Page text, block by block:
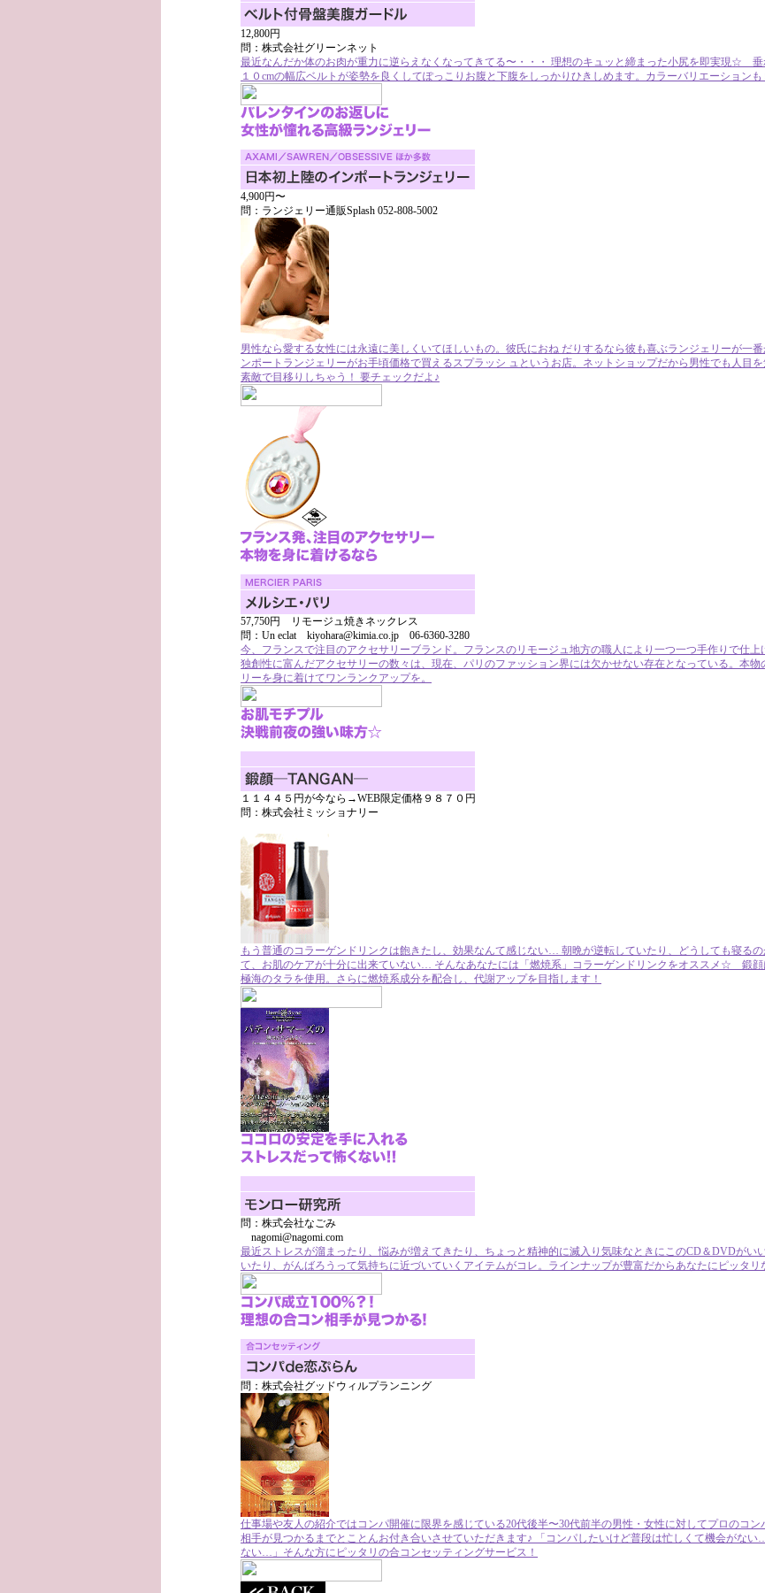
12,800円
問：株式会社グリーンネット
最近なんだか体のお肉が重力に逆らえなくなってきてる〜・・・ 理想のキュッと締まった小尻を即実現☆
１０cmの幅広ベルトが姿勢を良くしてぽっこりお腹と下腹をしっかりひきしめます。カラーバリエーション
4,900円〜
問：ランジェリー通販Splash 052-808-5002
男性なら愛する女性には永遠に美しくいてほしいもの。彼氏におね だりするなら彼も喜ぶランジェリーが一
ンポートランジェリーがお手頃価格で買えるスプラッシ ュというお店。ネットショップだから男性でも人目
素敵で目移りしちゃう！ 要チェックだよ♪
57,750円 リモージュ焼きネックレス
問：Un eclat kiyohara@kimia.co.jp 06-6360-3280
今、フランスで注目のアクセサリーブランド。フランスのリモージュ地方の職人により一つ一つ手作りで仕
独創性に富んだアクセサリーの数々は、現在、パリのファッション界には欠かせない存在となっている。本
リーを身に着けてワンランクアップを。
１１４４５円が今なら→WEB限定価格９８７０円
問：株式会社ミッショナリー
もう普通のコラーゲンドリンクは飽きたし、効果なんて感じない… 朝晩が逆転していたり、どうしても寝る
て、お肌のケアが十分に出来ていない… そんなあなたには「燃焼系」コラーゲンドリンクをオススメ☆ 鍛
極海のタラを使用。さらに燃焼系成分を配合し、代謝アップを目指します！
問：株式会社なごみ
nagomi@nagomi.com
最近ストレスが溜まったり、悩みが増えてきたり、ちょっと精神的に滅入り気味なときにこのCD＆DVDが
いたり、がんばろうって気持ちに近づいていくアイテムがコレ。ラインナップが豊富だからあなたにピッタリ
問：株式会社グッドウィルプランニング
仕事場や友人の紹介ではコンパ開催に限界を感じている20代後半〜30代前半の男性・女性に対してプロのコ
相手が見つかるまでとことんお付き合いさせていただきます♪ 「コンパしたいけど普段は忙しくて機会がな
ない…」そんな方にピッタリの合コンセッティングサービス！